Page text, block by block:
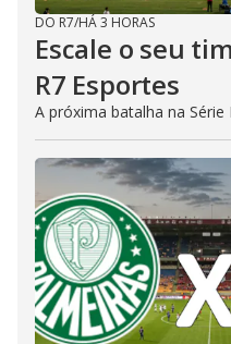
DO R7/HÁ 3 HORAS
Escale o seu
R7 Esportes
A próxima batalha na Série